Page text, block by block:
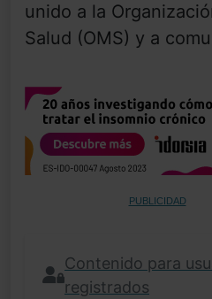
unido a la
Salud (OMS) y a
PUBLICIDAD
Contenido para
registrados